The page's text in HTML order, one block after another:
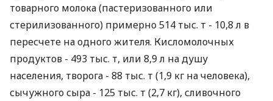
товарного молока (пастеризованного или
стерилизованного) примерно 514 тыс. т - 10,8 л в
пересчете на одного жителя. Кисломолочных
продуктов - 493 тыс. т, или 8,9 л на душу
населения, творога - 88 тыс. т (1,9 кг на человека),
сычужного сыра - 125 тыс. т (2,7 кг), сливочного